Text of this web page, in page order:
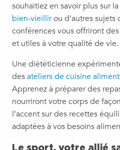
souhaitiez en savoir plus sur la
bien-vieillirou d’autres sujets
conférences vous offriront
et utiles à votre qualité de vie.
Une diététicienne
desateliers de cuisine
Apprenez à préparer des
nourriront votre corps de
l’accent sur des recettes
adaptées à vos besoins
Le sport, votre allié